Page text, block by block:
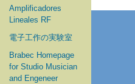
Amplificadores
Lineales RF
電子工作の実験室
Brabec Homepage
for Studio Musician
and Engeneer